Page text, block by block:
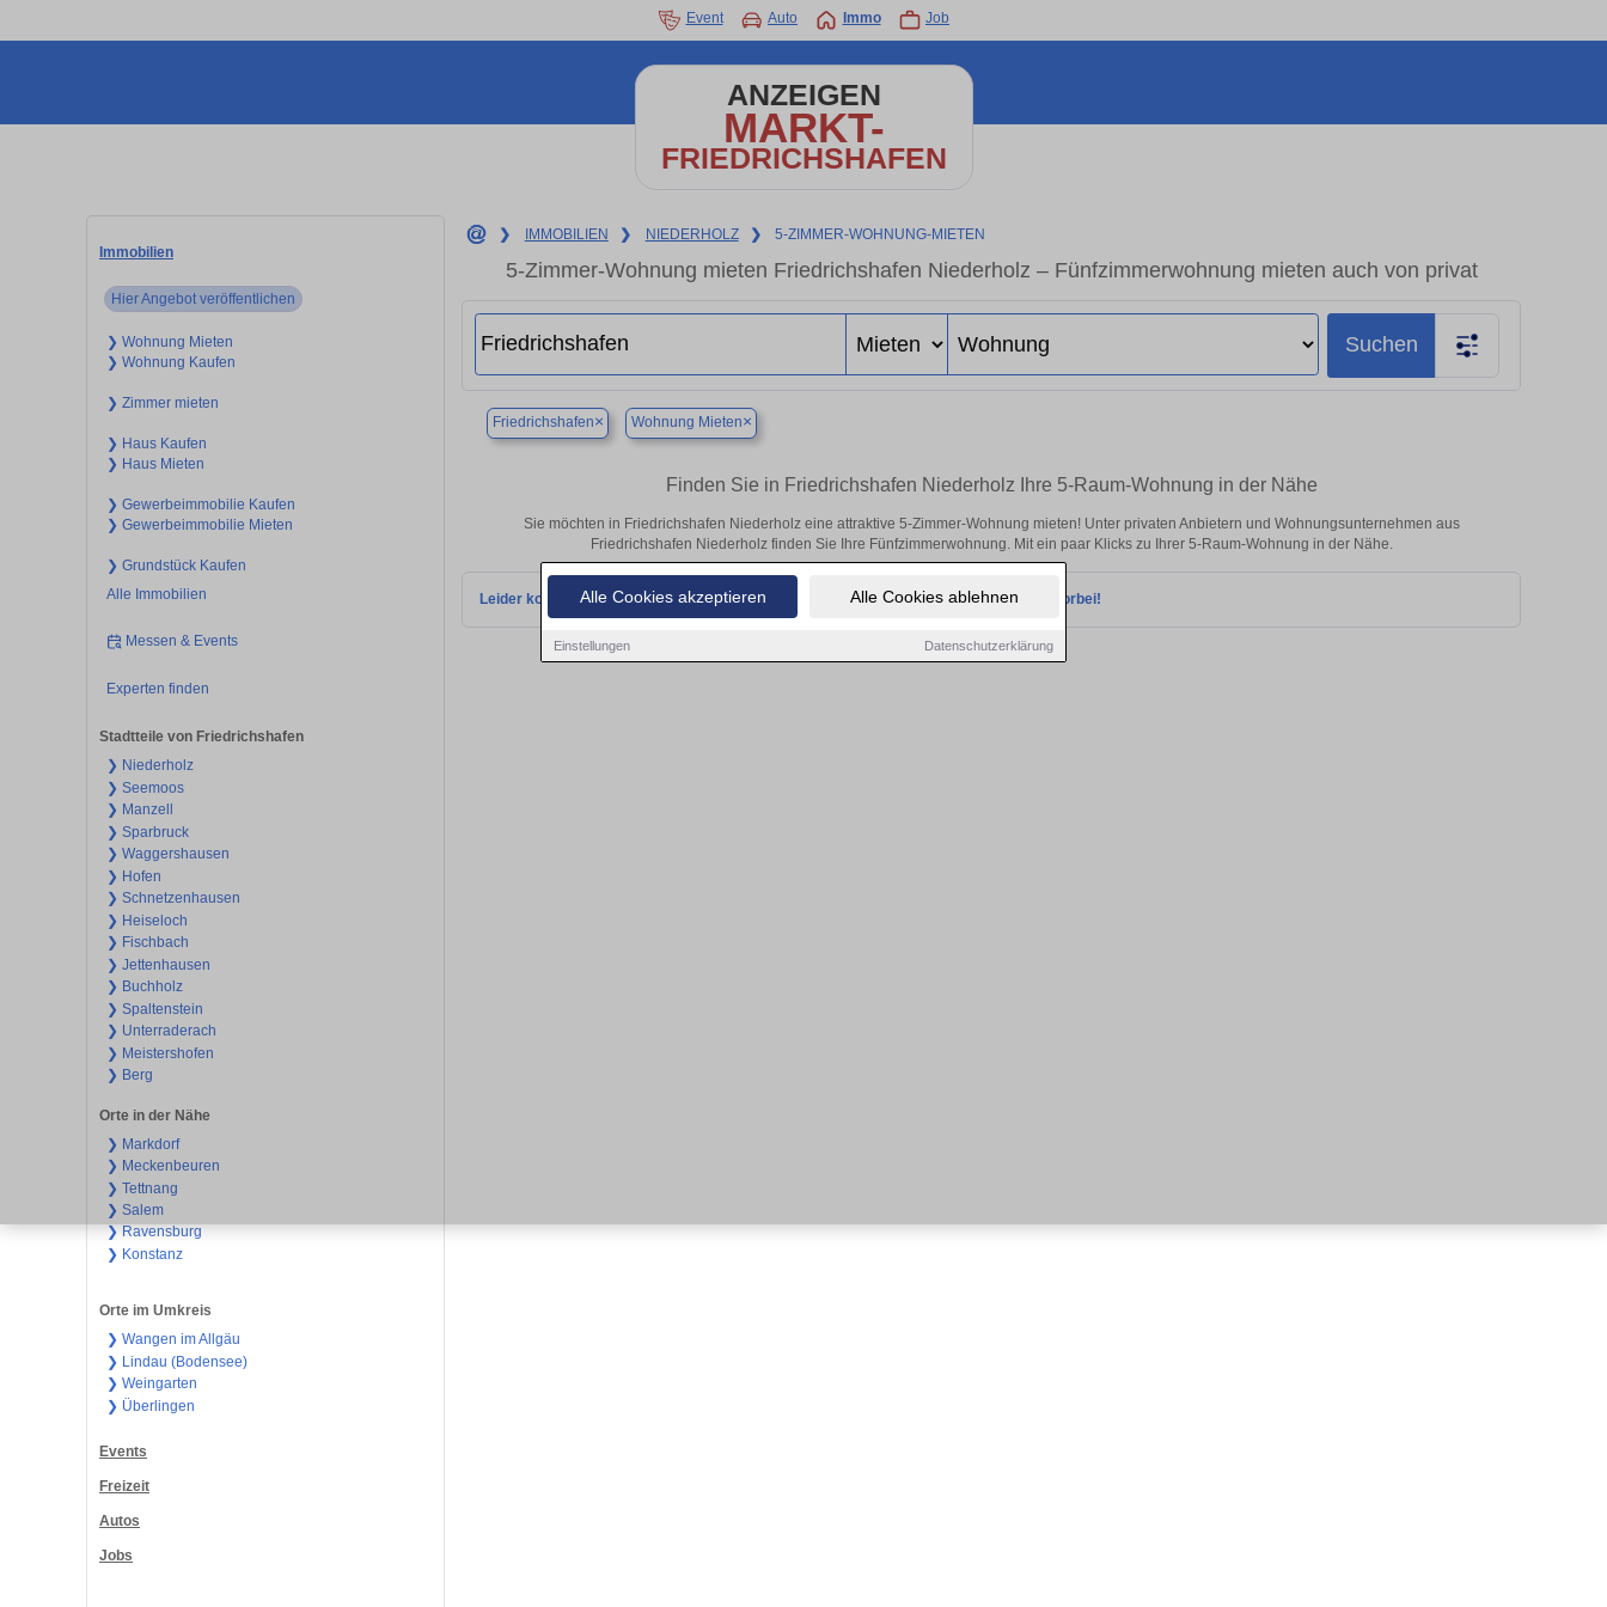
Alle Cookies akzeptieren Alle Cookies ablehnen
Einstellungen Datenschutzerklärung
Event Auto Immo Job
ANZEIGEN
MARKT-
FRIEDRICHSHAFEN
Immobilien
Hier Angebot veröffentlichen
❯ Wohnung Mieten
❯ Wohnung Kaufen
❯ Zimmer mieten
❯ Haus Kaufen
❯ Haus Mieten
❯ Gewerbeimmobilie Kaufen
❯ Gewerbeimmobilie Mieten
❯ Grundstück Kaufen
Alle Immobilien
Messen & Events
Experten finden
Stadtteile von Friedrichshafen
❯ Niederholz
❯ Seemoos
❯ Manzell
❯ Sparbruck
❯ Waggershausen
❯ Hofen
❯ Schnetzenhausen
❯ Heiseloch
❯ Fischbach
❯ Jettenhausen
❯ Buchholz
❯ Spaltenstein
❯ Unterraderach
❯ Meistershofen
❯ Berg
Orte in der Nähe
❯ Markdorf
❯ Meckenbeuren
❯ Tettnang
❯ Salem
❯ Ravensburg
❯ Konstanz
Orte im Umkreis
❯ Wangen im Allgäu
❯ Lindau (Bodensee)
❯ Weingarten
❯ Überlingen
Events
Freizeit
Autos
Jobs
❯ IMMOBILIEN ❯ NIEDERHOLZ ❯ 5-ZIMMER-WOHNUNG-MIETEN
5-Zimmer-Wohnung mieten Friedrichshafen Niederholz – Fünfzimmerwohnung mieten auch von privat
Suchen
Friedrichshafen× Wohnung Mieten×
Finden Sie in Friedrichshafen Niederholz Ihre 5-Raum-Wohnung in der Nähe
Sie möchten in Friedrichshafen Niederholz eine attraktive 5-Zimmer-Wohnung mieten! Unter privaten Anbietern und Wohnungsunternehmen aus
Friedrichshafen Niederholz finden Sie Ihre Fünfzimmerwohnung. Mit ein paar Klicks zu Ihrer 5-Raum-Wohnung in der Nähe.
Leider konnten wir derzeit keine passenden Objekte finden. Schauen Sie bald wieder vorbei!